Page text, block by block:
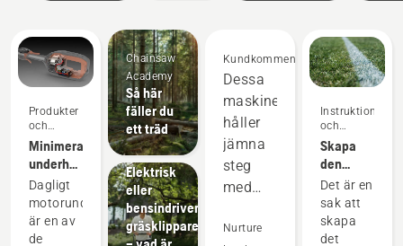
Produkter
och
innovationer
Minimera
underhållet
av
elutrustning
med
batteridrivna
Dagligt
motorunderhåll
är en av
de
Chainsaw
Academy
Så här
fäller du
ett träd
Elektrisk
eller
bensindriven
gräsklippare
Kundkommentarer
Dessa
maskiner
håller
jämna
steg
med
tvåtaktsutrustningen
och
Nurture
för
Instruktioner
och
guider
Skapa
den
perfekta
planen
Det är en
sak att
skapa
det